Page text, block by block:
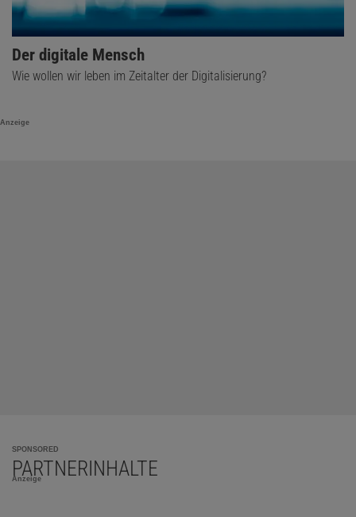
Der digitale Mensch
Wie wollen wir leben im Zeitalter der Digitalisierung?
Anzeige
SPONSORED
PARTNERINHALTE
Anzeige